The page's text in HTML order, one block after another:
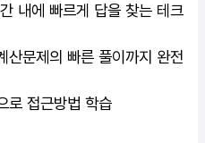
내에 빠르게 답을 찾는 테크
산문제의 빠른 풀이까지 완전
로 접근방법 학습